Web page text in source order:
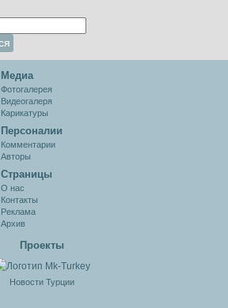
Медиа
Фотогалерея
Видеогалеря
Карикатуры
Персоналии
Комментарии
Авторы
Cтраницы
О нас
Контакты
Реклама
Архив
Проекты
Новости Турции